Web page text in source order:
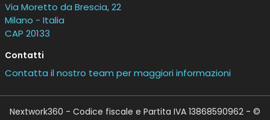
Via Moretto da Brescia, 22
Milano - Italia
CAP 20133
Contatti
Contatta il nostro team per maggiori informazioni
Nextwork360 - Codice fiscale e Partita IVA 13868590962 - ©